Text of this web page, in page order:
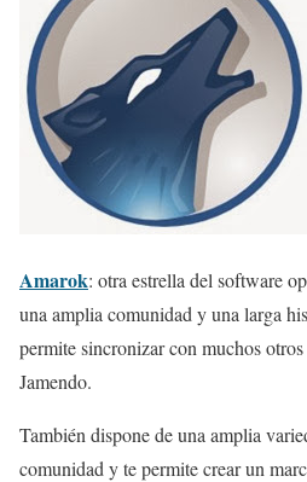
Amarok: otra estrella del software
una amplia comunidad y una larga
permite sincronizar con muchos
Jamendo.
También dispone de una amplia
comunidad y te permite crear un